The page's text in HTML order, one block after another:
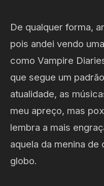
De qualquer forma,
pois andei vendo
como Vampire
que segue um
atualidade, as
meu apreço, mas
lembra a mais
aquela da menina
globo.